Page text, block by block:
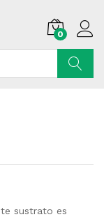
0
sustrato es